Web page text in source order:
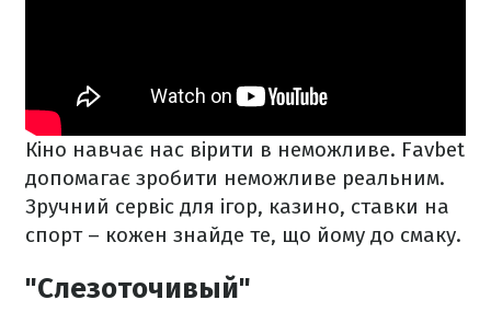
Кіно навчає нас вірити в неможливе. Favbet
допомагає зробити неможливе реальним.
Зручний сервіс для ігор, казино, ставки на
спорт – кожен знайде те, що йому до смаку.
"Слезоточивый"